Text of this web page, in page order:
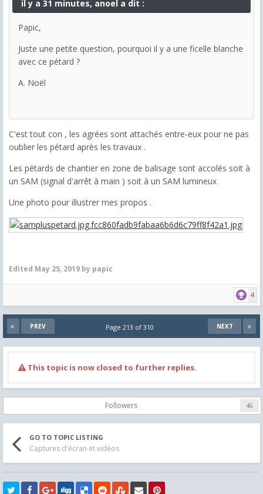
il y a 31 minutes, anoel a dit :
Papic,
Juste une petite question, pourquoi il y a une ficelle blanche
avec ce pétard ?
A. Noël
C'est tout con , les agrées sont attachés entre-eux pour ne pas
oublier les pétard après les travaux .
Les pétards de chantier en zone de balisage sont accolés soit à
un SAM (signal d'arrêt à main ) soit à un SAM lumineux
Une photo pour illustrer mes propos .
Edited May 25, 2019 by papic
4
PREV NEXT
Page 213 of 310
This topic is now closed to further replies.
Followers 46
GO TO TOPIC LISTING
Captures d'écran et vidéos